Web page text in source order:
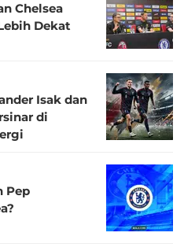
Chelsea
Dekat
Isak dan
di
Pep